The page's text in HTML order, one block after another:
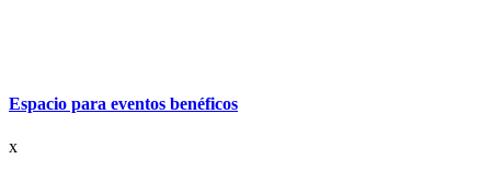
Espacio para eventos benéficos
x